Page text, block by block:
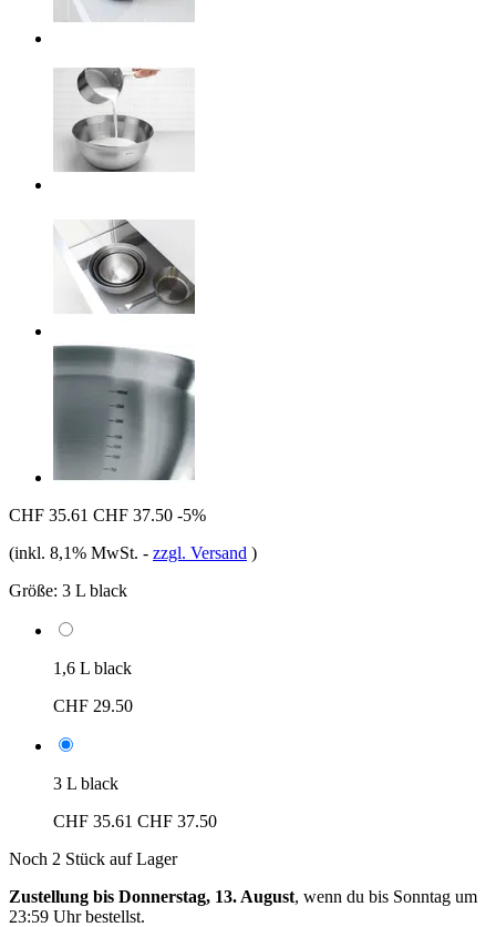
CHF 35.61 CHF 37.50 -5%
(inkl. 8,1% MwSt. - zzgl. Versand )
Größe: 3 L black
1,6 L black
CHF 29.50
3 L black
CHF 35.61 CHF 37.50
Noch 2 Stück auf Lager
Zustellung bis Donnerstag, 13. August, wenn du bis Sonntag um
23:59 Uhrbestellst.